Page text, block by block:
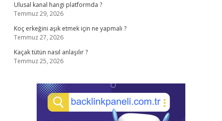
Ulusal kanal hangi platformda ?
Temmuz 29, 2026
Koç erkeğini aşık etmek için ne yapmalı ?
Temmuz 27, 2026
Kaçak tütün nasıl anlaşılır ?
Temmuz 25, 2026